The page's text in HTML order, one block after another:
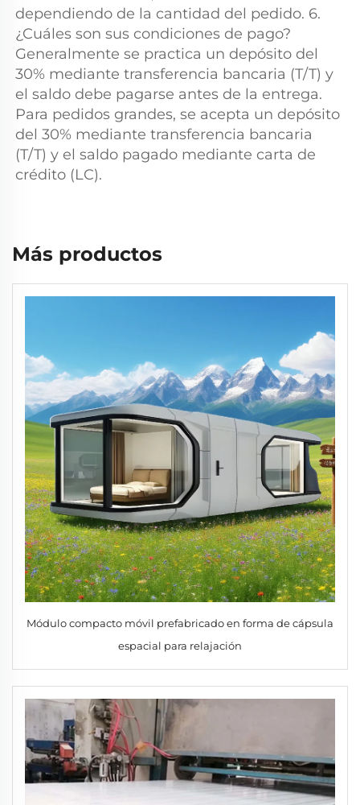
dependiendo de la cantidad del pedido. 6.
¿Cuáles son sus condiciones de pago?
Generalmente se practica un depósito del
30% mediante transferencia bancaria (T/T) y
el saldo debe pagarse antes de la entrega.
Para pedidos grandes, se acepta un depósito
del 30% mediante transferencia bancaria
(T/T) y el saldo pagado mediante carta de
crédito (LC).
Más productos
Módulo compacto móvil prefabricado en forma de cápsula
espacial para relajación